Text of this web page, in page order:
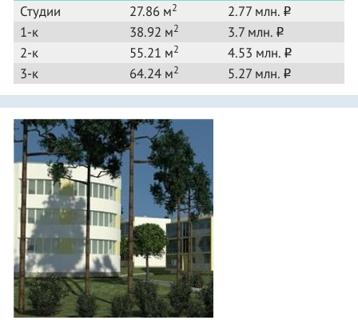
Студии
27.86 м2 2.77 млн. o
1-к 38.92 м2 3.7 млн. o
2-к 55.21 м2 4.53 млн. o
3-к 64.24 м2 5.27 млн. o